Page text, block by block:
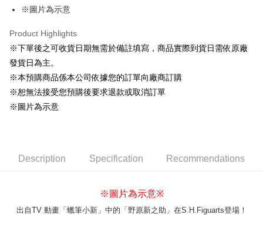
預購訂單-宅配專用(🔺不同預購月份建議分開結帳，避免整筆訂單等
NT$100/order | Free shipping on orders of NT$1,300 or more
預購訂單-離島宅配專用-(澎湖/金門/馬祖)(🔺不同預購月份建議分開
結帳，避免整筆訂單等超久)
NT$220/order
※圖片為示意
Product Highlights
※下單後之可收貨日期無需於備註填寫，商品實際到貨日需依原廠
發貨日為主。
※本預購商品係本公司依據您的訂單向廠商訂購
※恕無法接受您預購後要求退款或取消訂單
※圖片為示意
Description Specification Recommendations
※圖片為示意※
出自TV 動畫「蠟筆小新」中的「野原新之助」在S.H.Figuarts登場！